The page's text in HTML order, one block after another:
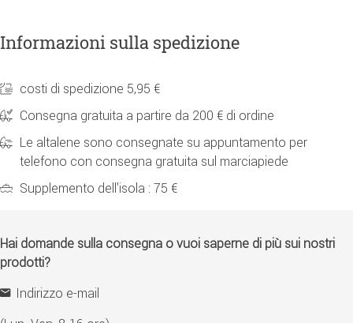
Informazioni sulla spedizione
costi di spedizione 5,95 €
Consegna gratuita a partire da 200 € di ordine
Le altalene sono consegnate su appuntamento per
telefono con consegna gratuita sul marciapiede
Supplemento dell'isola : 75 €
Hai domande sulla consegna o vuoi saperne di più sui nostri
prodotti?
Indirizzo e-mail